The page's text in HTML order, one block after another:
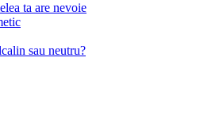
ta are nevoie
sau neutru?